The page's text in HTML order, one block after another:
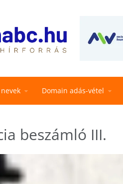
Domain adás-vétel
beszámló III.